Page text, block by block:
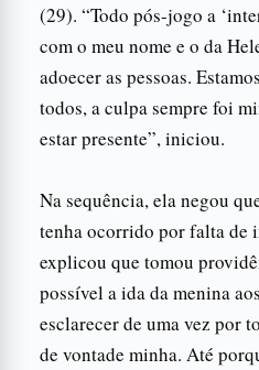
(29). “Todo pós-jogo a
com o meu nome e o da
adoecer as pessoas.
todos, a culpa sempre foi
estar presente”, iniciou.
Na sequência, ela negou
tenha ocorrido por falta de
explicou que tomou
possível a ida da menina
esclarecer de uma vez por
de vontade minha. Até